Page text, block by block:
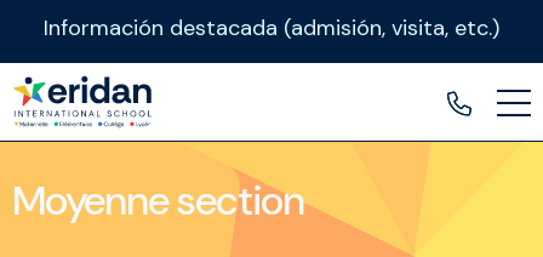
Información destacada (admisión, visita, etc.)
Moyenne section